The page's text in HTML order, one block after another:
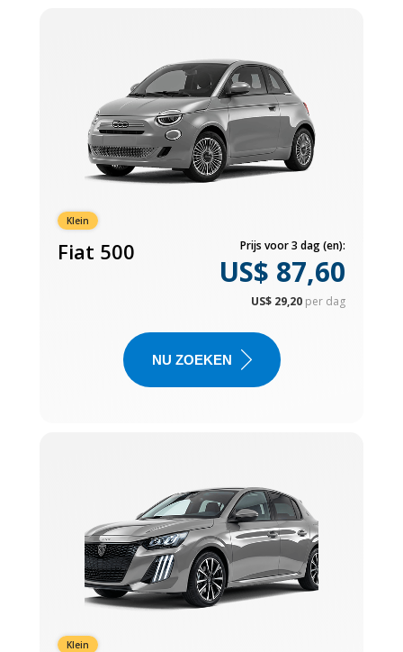
Klein
Fiat 500 Prijs voor 3 dag (en):
US$ 87,60
US$ 29,20 per dag
NU ZOEKEN
Klein